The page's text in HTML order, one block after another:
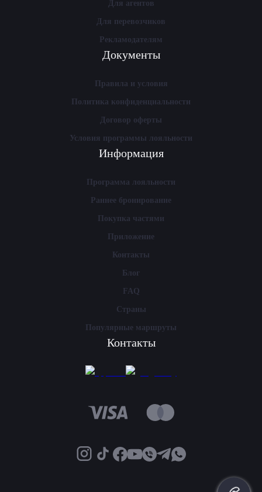
Для агентов
Для перевозчиков
Рекламодателям
Документы
Правила и условия
Политика конфиденциальности
Договор оферты
Условия программы лояльности
Информация
Программа лояльности
Раннее бронирование
Покупка частями
Приложение
Контакты
Блог
FAQ
Страны
Популярные маршруты
Контакты